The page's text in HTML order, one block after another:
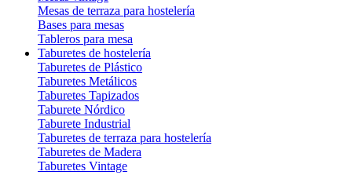
Mesas de terraza para hostelería
Bases para mesas
Tableros para mesa
Taburetes de hostelería
Taburetes de Plástico
Taburetes Metálicos
Taburetes Tapizados
Taburete Nórdico
Taburete Industrial
Taburetes de terraza para hostelería
Taburetes de Madera
Taburetes Vintage